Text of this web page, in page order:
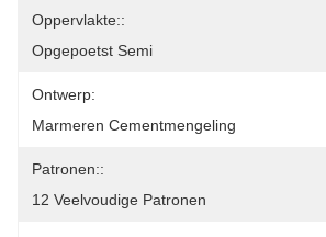
Oppervlakte::
Opgepoetst Semi
Ontwerp:
Marmeren Cementmengeling
Patronen::
12 Veelvoudige Patronen